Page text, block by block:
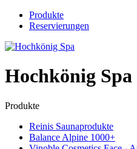
Produkte
Reservierungen
Hochkönig Spa
Produkte
Reinis Saunaprodukte
Balance Alpine 1000+